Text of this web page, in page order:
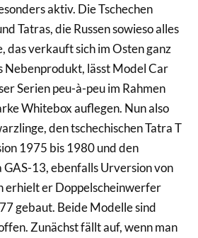
aktiv. Die Tschechen
Tatras, die Russen sowieso alles
das verkauft sich im Osten ganz
Nebenprodukt, lässt Model Car
Serien peu-à-peu im Rahmen
Whitebox auflegen. Nun also
den tschechischen Tatra T
1975 bis 1980 und den
GAS-13, ebenfalls Urversion von
erhielt er Doppelscheinwerfer
gebaut. Beide Modelle sind
Zunächst fällt auf, wenn man